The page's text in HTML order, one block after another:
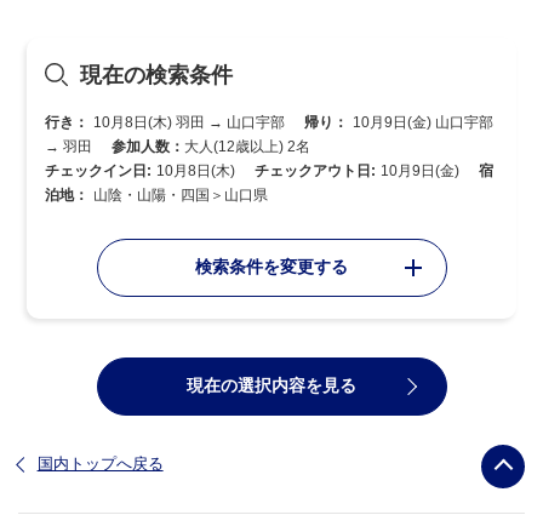
現在の検索条件
行き： 10月8日(木) 羽田 → 山口宇部 帰り：
10月9日(金) 山口宇部
→ 羽田
参加人数： 大人(12歳以上) 2名
チェックイン日: 10月8日(木) チェックアウト日: 10月9日(金)
宿
泊地：
山陰・山陽・四国＞山口県
検索条件を変更する
現在の選択内容を見る
国内トップへ戻る